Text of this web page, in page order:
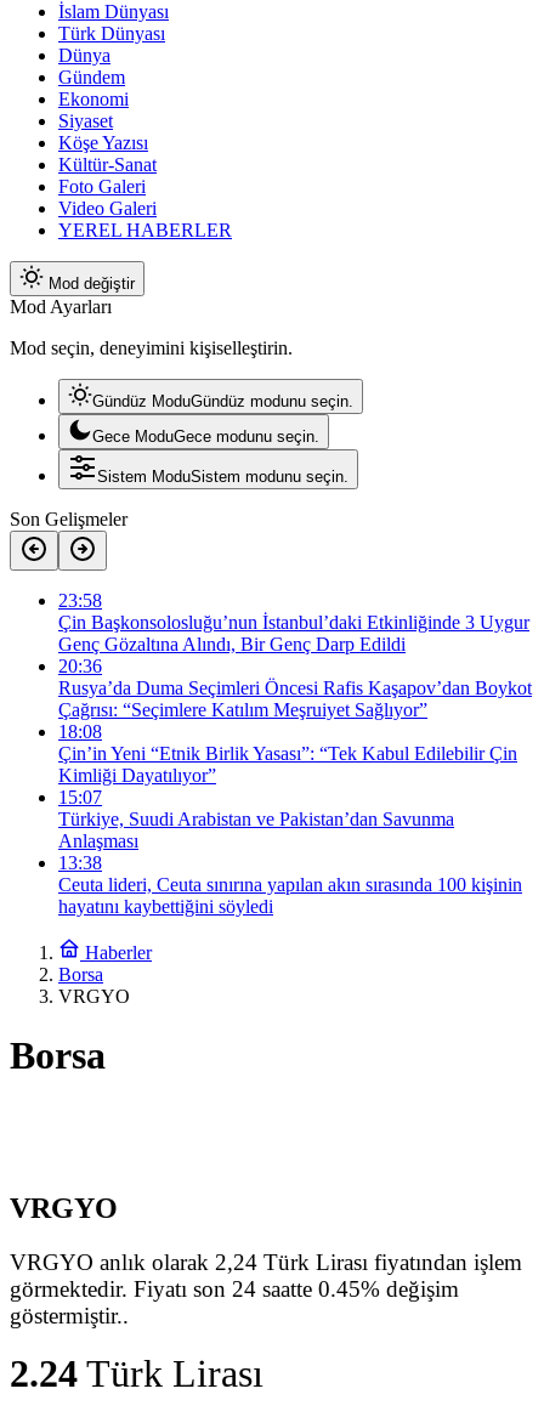
İslam Dünyası
Türk Dünyası
Dünya
Gündem
Ekonomi
Siyaset
Köşe Yazısı
Kültür-Sanat
Foto Galeri
Video Galeri
YEREL HABERLER
Mod değiştir
Mod Ayarları
Mod seçin, deneyimini kişiselleştirin.
Gündüz ModuGündüz modunu seçin.
Gece ModuGece modunu seçin.
Sistem ModuSistem modunu seçin.
Son Gelişmeler
23:58
Çin Başkonsolosluğu’nun İstanbul’daki Etkinliğinde 3 Uygur
Genç Gözaltına Alındı, Bir Genç Darp Edildi
20:36
Rusya’da Duma Seçimleri Öncesi Rafis Kaşapov’dan Boykot
Çağrısı: “Seçimlere Katılım Meşruiyet Sağlıyor”
18:08
Çin’in Yeni “Etnik Birlik Yasası”: “Tek Kabul Edilebilir Çin
Kimliği Dayatılıyor”
15:07
Türkiye, Suudi Arabistan ve Pakistan’dan Savunma
Anlaşması
13:38
Ceuta lideri, Ceuta sınırına yapılan akın sırasında 100 kişinin
hayatını kaybettiğini söyledi
Haberler
Borsa
VRGYO
Borsa
VRGYO
VRGYO anlık olarak 2,24 Türk Lirası fiyatından işlem
görmektedir. Fiyatı son 24 saatte 0.45% değişim
göstermiştir..
2.24Türk Lirası